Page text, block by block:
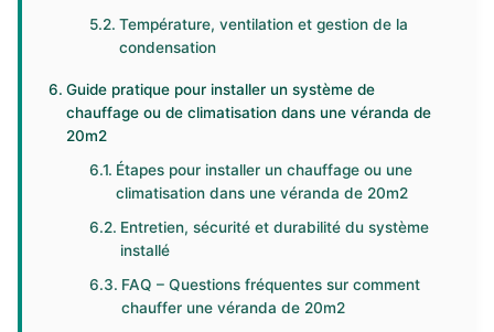
Température, ventilation et gestion de la
condensation
Guide pratique pour installer un système de
chauffage ou de climatisation dans une véranda de
20m2
Étapes pour installer un chauffage ou une
climatisation dans une véranda de 20m2
Entretien, sécurité et durabilité du système
installé
FAQ – Questions fréquentes sur comment
chauffer une véranda de 20m2